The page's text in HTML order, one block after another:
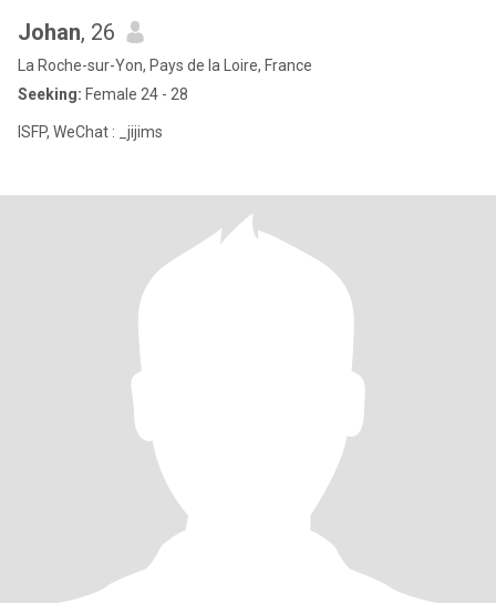
Johan, 26
La Roche-sur-Yon, Pays de la Loire, France
Seeking: Female 24 - 28
ISFP, WeChat : _jijims